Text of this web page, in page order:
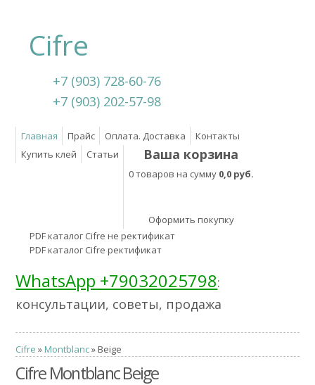
Cifre
+7 (903) 728-60-76
+7 (903) 202-57-98
Главная Прайс Оплата. Доставка
Контакты
Купить клей
Статьи Ваша корзина
0 товаров на сумму 0,0 руб.
Оформить покупку
PDF каталог Cifre не ректификат
PDF каталог Cifre ректификат
WhatsApp +79032025798:
консультации, советы, продажа
Cifre » Montblanc» Beige
Cifre Montblanc Beige